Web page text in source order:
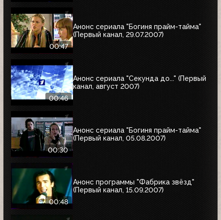
00:47
Анонс сериала "Богиня прайм-тайма"
(Первый канал, 29.07.2007)
00:46
Анонс сериала "Секунда до..." (Первый
канал, август 2007)
00:30
Анонс сериала "Богиня прайм-тайма"
(Первый канал, 05.08.2007)
00:48
Анонс программы "Фабрика звёзд"
(Первый канал, 15.09.2007)